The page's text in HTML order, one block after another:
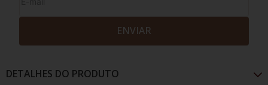
ENVIAR
DETALHES DO PRODUTO